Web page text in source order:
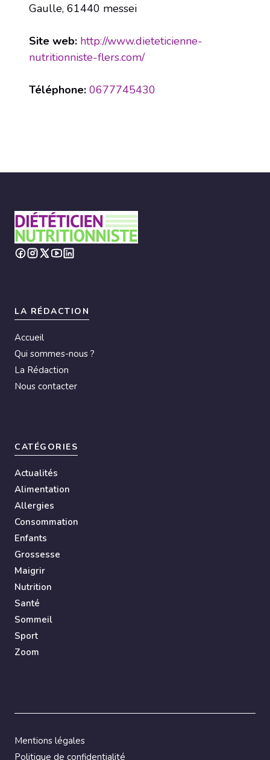
Gaulle, 61440 messei
Site web: http://www.dieteticienne-
nutritionniste-flers.com/
Téléphone: 0677745430
LA RÉDACTION
Accueil
Qui sommes-nous ?
La Rédaction
Nous contacter
CATÉGORIES
Actualités
Alimentation
Allergies
Consommation
Enfants
Grossesse
Maigrir
Nutrition
Santé
Sommeil
Sport
Zoom
Mentions légales
Politique de confidentialité